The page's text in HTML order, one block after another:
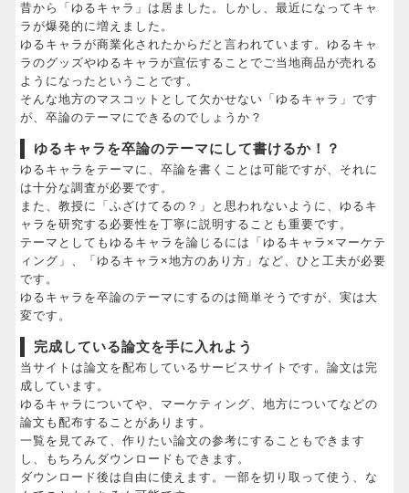
昔から「ゆるキャラ」は居ました。しかし、最近になってキャ
ラが爆発的に増えました。
ゆるキャラが商業化されたからだと言われています。ゆるキャ
ラのグッズやゆるキャラが宣伝することでご当地商品が売れる
ようになったということです。
そんな地方のマスコットとして欠かせない「ゆるキャラ」です
が、卒論のテーマにできるのでしょうか？
ゆるキャラを卒論のテーマにして書けるか！？
ゆるキャラをテーマに、卒論を書くことは可能ですが、それに
は十分な調査が必要です。
また、教授に「ふざけてるの？」と思われないように、ゆるキ
ャラを研究する必要性を丁寧に説明することも重要です。
テーマとしてもゆるキャラを論じるには「ゆるキャラ×マーケテ
ィング」、「ゆるキャラ×地方のあり方」など、ひと工夫が必要
です。
ゆるキャラを卒論のテーマにするのは簡単そうですが、実は大
変です。
完成している論文を手に入れよう
当サイトは論文を配布しているサービスサイトです。論文は完
成しています。
ゆるキャラについてや、マーケティング、地方についてなどの
論文も配布することがあります。
一覧を見てみて、作りたい論文の参考にすることもできます
し、もちろんダウンロードもできます。
ダウンロード後は自由に使えます。一部を切り取って使う、な